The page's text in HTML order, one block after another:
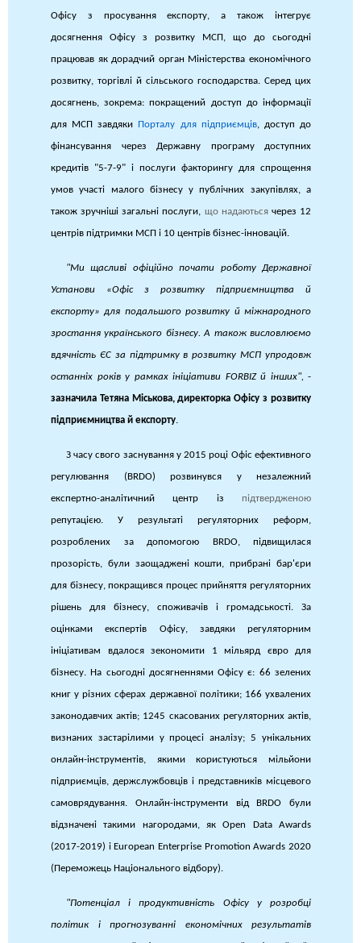
Офісу з просування експорту, а також інтегрує
досягнення Офісу з розвитку МСП, що до сьогодні
працював як дорадчий орган Міністерства економічного
розвитку, торгівлі й сільського господарства. Серед цих
досягнень, зокрема: покращений доступ до інформації
для МСП завдяки Порталу для підприємців, доступ до
фінансування через Державну програму доступних
кредитів "5-7-9" і послуги факторингу для спрощення
умов участі малого бізнесу у публічних закупівлях, а
також зручніші загальні послуги, що надаютьсячерез 12
центрів підтримки МСП і 10 центрів бізнес-інновацій.
"Ми щасливі офіційно почати роботу Державної
Установи «Офіс з розвитку підприємництва й
експорту» для подальшого розвитку й міжнародного
зростання українського бізнесу. А також висловлюємо
вдячність ЄС за підтримку в розвитку МСП упродовж
останніх років у рамках ініціативи FORBIZ й інших", -
зазначила Тетяна Міськова, директорка Офісу з розвитку
підприємництва й експорту.
З часу свого заснування у 2015 році Офіс ефективного
регулювання (BRDO) розвинувся у незалежний
експертно-аналітичний центр із підтвердженою
репутацією. У результаті регуляторних реформ,
розроблених за допомогою BRDO, підвищилася
прозорість, були заощаджені кошти, прибрані бар'єри
для бізнесу, покращився процес прийняття регуляторних
рішень для бізнесу, споживачів і громадськості. За
оцінками експертів Офісу, завдяки регуляторним
ініціативам вдалося зекономити 1 мільярд євро для
бізнесу. На сьогодні досягненнями Офісу є: 66 зелених
книг у різних сферах державної політики; 166 ухвалених
законодавчих актів; 1245 скасованих регуляторних актів,
визнаних застарілими у процесі аналізу; 5 унікальних
онлайн-інструментів, якими користуються мільйони
підприємців, держслужбовців і представників місцевого
самоврядування. Онлайн-інструменти від BRDO були
відзначені такими нагородами, як Open Data Awards
(2017-2019) і European Enterprise Promotion Awards 2020
(Переможець Національного відбору).
"Потенціал і продуктивність Офісу у розробці
політик і прогнозуванні економічних результатів